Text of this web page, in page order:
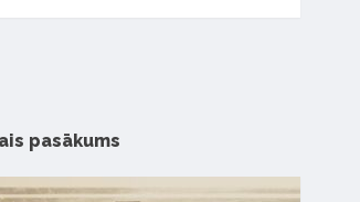
pasākums